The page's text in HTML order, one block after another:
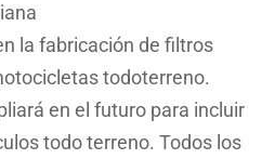
la fabricación de filtros
todoterreno.
en el futuro para incluir
todo terreno. Todos los